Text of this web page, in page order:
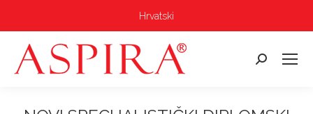
Hrvatski
Pretraga: